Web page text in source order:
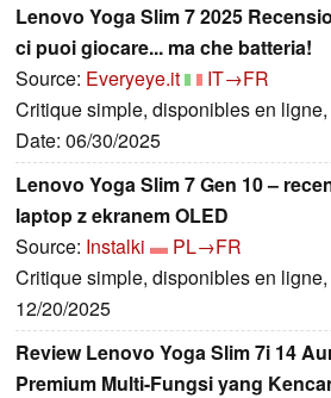
Lenovo Yoga Slim 7 2025
ci puoi giocare... ma che batteria!
Source: Everyeye.it
IT→FR
Critique simple, disponibles en
Date: 06/30/2025
Lenovo Yoga Slim 7 Gen 10 –
laptop z ekranem OLED
Source: Instalki
PL→FR
Critique simple, disponibles en
12/20/2025
Review Lenovo Yoga Slim 7i 14
Premium Multi-Fungsi yang